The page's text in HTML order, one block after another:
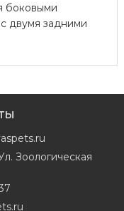
боковыми
двумя задними
Зоологическая